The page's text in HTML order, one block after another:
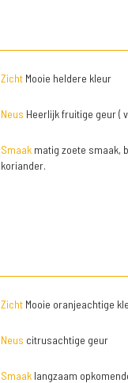
ZichtMooie heldere kleur
Neus Heerlijk fruitige geur (
Smaakmatig zoete smaak,
koriander.
ZichtMooie oranjeachtige
Neus citrusachtige geur
Smaaklangzaam